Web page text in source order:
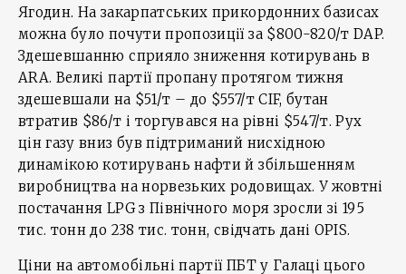
Ягодин. На закарпатських прикордонних базисах
можна було почути пропозиції за $800-820/т DAP.
Здешевшанню сприяло зниження котирувань в
ARA. Великі партії пропану протягом тижня
здешевшали на $51/т – до $557/т CIF, бутан
втратив $86/т і торгувався на рівні $547/т. Рух
цін газу вниз був підтриманий нисхідною
динамікою котирувань нафти й збільшенням
виробництва на норвезьких родовищах. У жовтні
постачання LPG з Північного моря зросли зі 195
тис. тонн до 238 тис. тонн, свідчать дані OPIS.
Ціни на автомобільні партії ПБТ у Галаці цього